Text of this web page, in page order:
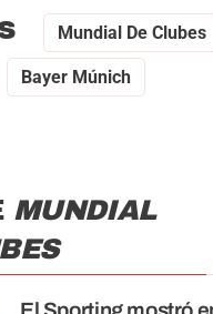
Mundial De Clubes
Bayer Múnich
MUNDIAL